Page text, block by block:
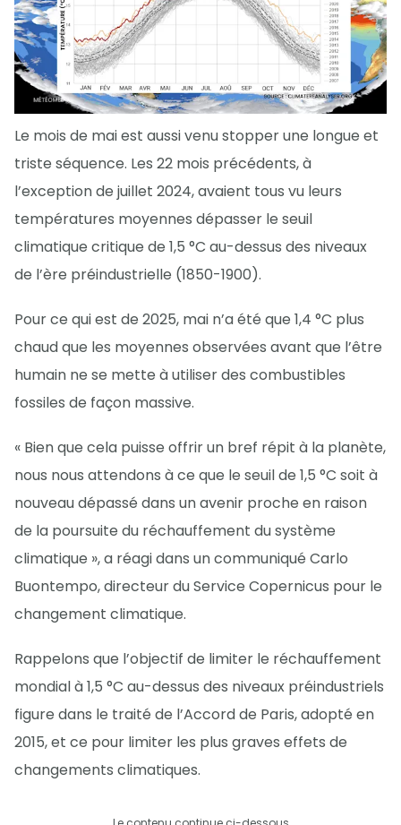
Le mois de mai est aussi venu stopper une longue et
triste séquence. Les 22 mois précédents, à
l’exception de juillet 2024, avaient tous vu leurs
températures moyennes dépasser le seuil
climatique critique de 1,5 °C au-dessus des niveaux
de l’ère préindustrielle (1850-1900).
Pour ce qui est de 2025, mai n’a été que 1,4 °C plus
chaud que les moyennes observées avant que l’être
humain ne se mette à utiliser des combustibles
fossiles de façon massive.
« Bien que cela puisse offrir un bref répit à la planète,
nous nous attendons à ce que le seuil de 1,5 °C soit à
nouveau dépassé dans un avenir proche en raison
de la poursuite du réchauffement du système
climatique », a réagi dans un communiqué Carlo
Buontempo, directeur du Service Copernicus pour le
changement climatique.
Rappelons que l’objectif de limiter le réchauffement
mondial à 1,5 °C au-dessus des niveaux préindustriels
figure dans le traité de l’Accord de Paris, adopté en
2015, et ce pour limiter les plus graves effets de
changements climatiques.